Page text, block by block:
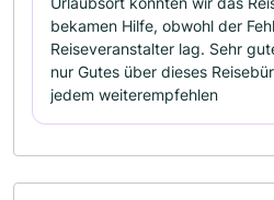
bekamen Hilfe, obwohl der
Reiseveranstalter lag. Sehr
nur Gutes über dieses
jedem weiterempfehlen